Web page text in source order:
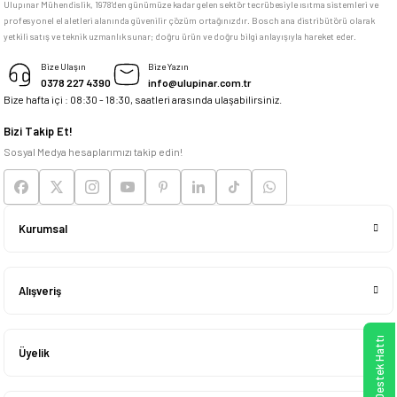
memnun kaldım
Deneyimini Paylaş
Ulupınar Mühendislik, 1978'den günümüze kadar gelen sektör tecrübesiyle ısıtma sistemleri ve
profesyonel el aletleri alanında güvenilir çözüm ortağınızdır. Bosch ana distribütörü olarak
yetkili satış ve teknik uzmanlık sunar; doğru ürün ve doğru bilgi anlayışıyla hareket eder.
Bize Ulaşın
0378 227 4390
Bize Yazın
info@ulupinar.com.tr
Bize hafta içi : 08:30 - 18:30, saatleri arasında ulaşabilirsiniz.
Bizi Takip Et!
Sosyal Medya hesaplarımızı takip edin!
Kurumsal
Alışveriş
Üyelik